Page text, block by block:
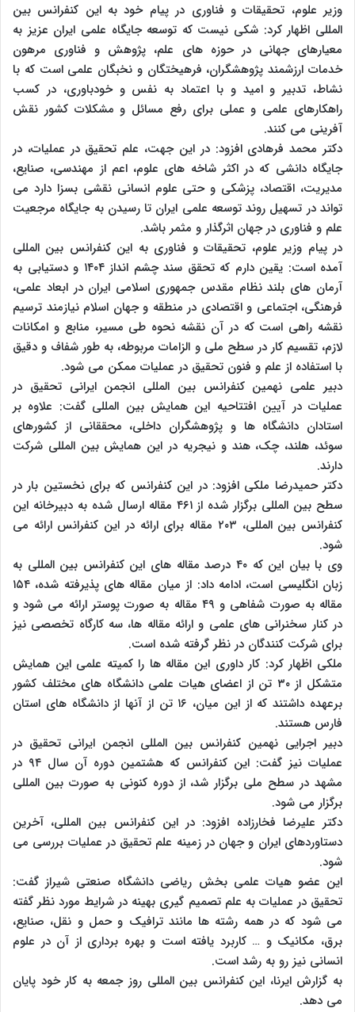
وزیر علوم، تحقیقات و فناوری در پیام خود به این کنفرانس بین
المللی اظهار کرد: شکی نیست که توسعه جایگاه علمی ایران عزیز به
معیارهای جهانی در حوزه های علم، پژوهش و فناوری مرهون
خدمات ارزشمند پژوهشگران، فرهیختگان و نخبگان علمی است که با
نشاط، تدبیر و امید و با اعتماد به نفس و خودباوری، در کسب
راهکارهای علمی و عملی برای رفع مسائل و مشکلات کشور نقش
آفرینی می کنند.
دکتر محمد فرهادی افزود: در این جهت، علم تحقیق در عملیات، در
جایگاه دانشی که در اکثر شاخه های علوم، اعم از مهندسی، صنایع،
مدیریت، اقتصاد، پزشکی و حتی علوم انسانی نقشی بسزا دارد می
تواند در تسهیل روند توسعه علمی ایران تا رسیدن به جایگاه مرجعیت
علم و فناوری در جهان اثرگذار و مثمر باشد.
در پیام وزیر علوم، تحقیقات و فناوری به این کنفرانس بین المللی
آمده است: یقین دارم که تحقق سند چشم انداز ۱۴۰۴ و دستیابی به
آرمان های بلند نظام مقدس جمهوری اسلامی ایران در ابعاد علمی،
فرهنگی، اجتماعی و اقتصادی در منطقه و جهان اسلام نیازمند ترسیم
نقشه راهی است که در آن نقشه نحوه طی مسیر، منابع و امکانات
لازم، تقسیم کار در سطح ملی و الزامات مربوطه، به طور شفاف و دقیق
با استفاده از علم و فنون تحقیق در عملیات ممکن می شود.
دبیر علمی نهمین کنفرانس بین المللی انجمن ایرانی تحقیق در
عملیات در آیین افتتاحیه این همایش بین المللی گفت: علاوه بر
استادان دانشگاه ها و پژوهشگران داخلی، محققانی از کشورهای
سوئد، هلند، چک، هند و نیجریه در این همایش بین المللی شرکت
دارند.
دکتر حمیدرضا ملکی افزود: در این کنفرانس که برای نخستین بار در
سطح بین المللی برگزار شده از ۴۶۱ مقاله ارسال شده به دبیرخانه این
کنفرانس بین المللی، ۲۰۳ مقاله برای ارائه در این کنفرانس ارائه می
شود.
وی با بیان این که ۴۰ درصد مقاله های این کنفرانس بین المللی به
زبان انگلیسی است، ادامه داد: از میان مقاله های پذیرفته شده، ۱۵۴
مقاله به صورت شفاهی و ۴۹ مقاله به صورت پوستر ارائه می شود و
در کنار سخنرانی های علمی و ارائه مقاله ها، سه کارگاه تخصصی نیز
برای شرکت کنندگان در نظر گرفته شده است.
ملکی اظهار کرد: کار داوری این مقاله ها را کمیته علمی این همایش
متشکل از ۳۰ تن از اعضای هیات علمی دانشگاه های مختلف کشور
برعهده داشتند که از این میان، ۱۶ تن از آنها از دانشگاه های استان
فارس هستند.
دبیر اجرایی نهمین کنفرانس بین المللی انجمن ایرانی تحقیق در
عملیات نیز گفت: این کنفرانس که هشتمین دوره آن سال ۹۴ در
مشهد در سطح ملی برگزار شد، از دوره کنونی به صورت بین المللی
برگزار می شود.
دکتر علیرضا فخارزاده افزود: در این کنفرانس بین المللی، آخرین
دستاوردهای ایران و جهان در زمینه علم تحقیق در عملیات بررسی می
شود.
این عضو هیات علمی بخش ریاضی دانشگاه صنعتی شیراز گفت:
تحقیق در عملیات به علم تصمیم گیری بهینه در شرایط مورد نظر گفته
می شود که در همه رشته ها مانند ترافیک و حمل و نقل، صنایع،
برق، مکانیک و … کاربرد یافته است و بهره برداری از آن در علوم
انسانی نیز رو به رشد است.
به گزارش ایرنا، این کنفرانس بین المللی روز جمعه به کار خود پایان
می دهد.